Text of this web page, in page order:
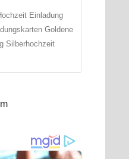
Einladung
Goldene
Silberhochzeit